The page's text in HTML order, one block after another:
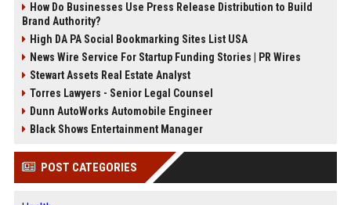
How Do Businesses Use Press Release Distribution to Build
Brand Authority?
High DA PA Social Bookmarking Sites List USA
News Wire Service For Startup Funding Stories | PR Wires
Stewart Assets Real Estate Analyst
Torres Lawyers - Senior Legal Counsel
Dunn AutoWorks Automobile Engineer
Black Shows Entertainment Manager
POST CATEGORIES